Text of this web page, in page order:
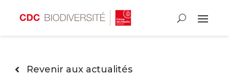
Revenir aux actualités